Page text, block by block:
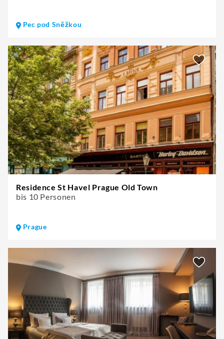
Pec pod Sněžkou
Residence St Havel Prague Old Town
bis 10 Personen
Prague